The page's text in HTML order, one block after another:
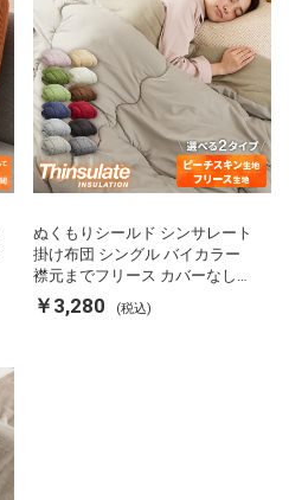
ぬくもりシールド シンサレート
掛け布団 シングル バイカラー
襟元までフリース カバーなしで
使える 軽い 丸洗い 断熱 保温 抗
菌防臭 洗える 防ダニ 軽量 ホコ
￥3,280 (税込)